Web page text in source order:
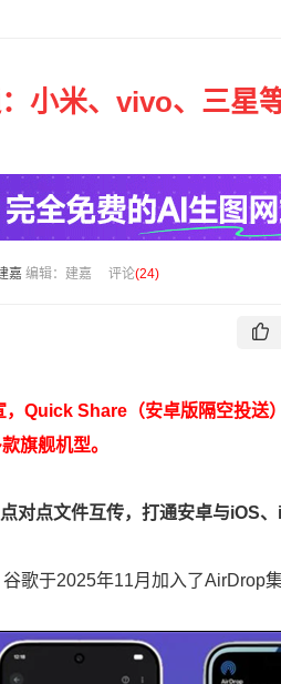
小米、vivo、三星
嘉 编辑：建嘉 评论(24)
Quick Share（安卓版隔空投送
旗舰机型。
对点文件互传，打通安卓与iOS
歌于2025年11月加入了AirDrop集